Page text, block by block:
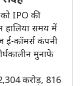
को IPO की
समय में
ई-कॉमर्स कंपनी
मुनाफे
करोड़, 816